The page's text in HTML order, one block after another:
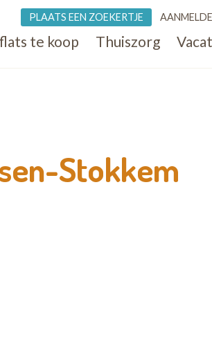
te koop Thuiszorg
PLAATS EEN ZOEKERTJE
Stokkem